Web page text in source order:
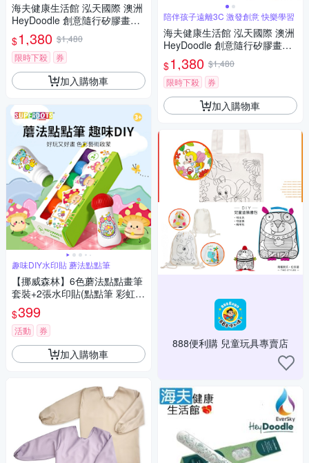
海夫健康生活館 泓天國際 澳洲
HeyDoodle 創意隨行矽膠畫墊
幻彩童話 123
$1,380 $1,480
限時下殺
券
加入購物車
趣味DIY水印貼 蘑法點點筆
【挪威森林】6色蘑法點點畫筆
套裝+2張水印貼(點點筆 彩虹色
彩色筆 畫畫筆 塗鴉筆)
$399
活動 券
加入購物車
陪伴孩子遠離3C 激發創意 快樂學習
海夫健康生活館 泓天國際 澳洲
HeyDoodle 創意隨行矽膠畫墊
深海發光探險
$1,380 $1,480
限時下殺
券
加入購物車
888便利購 兒童玩具專賣店